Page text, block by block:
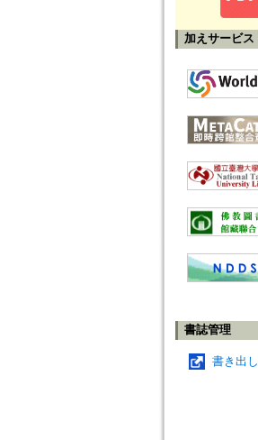
加えサービス
書誌管理
書き出し